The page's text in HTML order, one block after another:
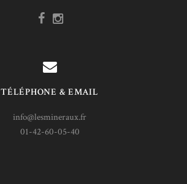
TÉLÉPHONE & EMAIL
info@lesmineraux.fr
01-42-60-05-40